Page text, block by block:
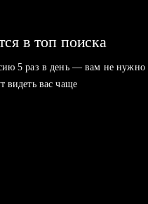
в топ поиска
5 раз в день — вам не нужно
видеть вас чаще